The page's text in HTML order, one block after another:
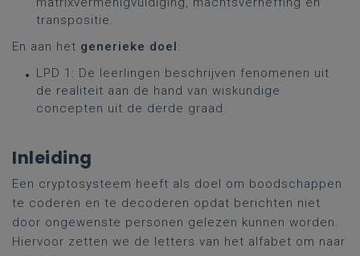
transpositie.
En aan het generieke doel:
LPD 1: De leerlingen beschrijven fenomenen uit
de realiteit aan de hand van wiskundige
concepten uit de derde graad.
Inleiding
Een cryptosysteem heeft als doel om boodschappen
te coderen en te decoderen opdat berichten niet
door ongewenste personen gelezen kunnen worden.
Hiervoor zetten we de letters van het alfabet om naar